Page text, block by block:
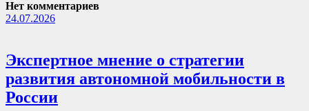
Нет комментариев
24.07.2026
Экспертное мнение о стратегии
развития автономной мобильности в
России